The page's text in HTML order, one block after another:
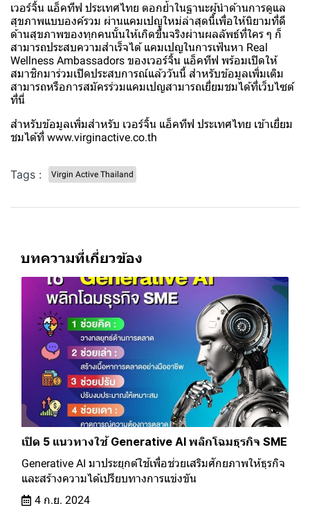
เวอร์จิ้น แอ็คทีฟ ประเทศไทย ตอกย้ำในฐานะผู้นำด้านการดูแล
สุขภาพแบบองค์รวม ผ่านแคมเปญใหม่ล่าสุดนี้เพื่อให้นิยามที่ดี
ด้านสุขภาพของทุกคนนั้นให้เกิดขึ้นจริงผ่านผลลัพธ์ที่ใคร ๆ ก็
สามารถประสบความสำเร็จได้ แคมเปญในการเฟ้นหา Real
Wellness Ambassadors ของเวอร์จิ้น แอ็คทีฟ พร้อมเปิดให้
สมาชิกมาร่วมเปิดประสบการณ์แล้ววันนี้ สำหรับข้อมูลเพิ่มเติม
สามารถหรือการสมัครร่วมแคมเปญสามารถเยี่ยมชมได้ที่เว็บไซต์
ที่นี่
สำหรับข้อมูลเพิ่มสำหรับ เวอร์จิ้น แอ็คทีฟ ประเทศไทย เข้าเยี่ยม
ชมได้ที่ www.virginactive.co.th
Tags : Virgin Active Thailand
บทความที่เกี่ยวข้อง
เปิด 5 แนวทางใช้ Generative AI พลิกโฉมธุรกิจ SME
Generative AI มาประยุกต์ใช้เพื่อช่วยเสริมศักยภาพให้ธุรกิจ
และสร้างความได้เปรียบทางการแข่งขัน
4 ก.ย. 2024